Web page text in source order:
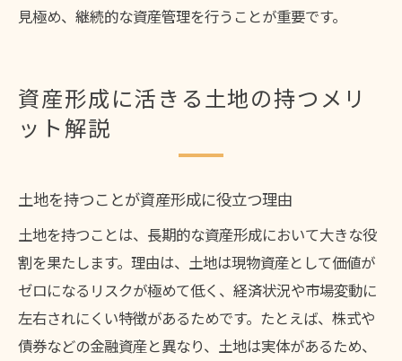
見極め、継続的な資産管理を行うことが重要です。
資産形成に活きる土地の持つメリ
ット解説
土地を持つことが資産形成に役立つ理由
土地を持つことは、長期的な資産形成において大きな役
割を果たします。理由は、土地は現物資産として価値が
ゼロになるリスクが極めて低く、経済状況や市場変動に
左右されにくい特徴があるためです。たとえば、株式や
債券などの金融資産と異なり、土地は実体があるため、